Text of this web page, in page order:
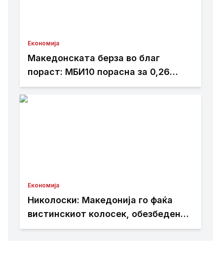
Економија
Македонската берза во благ
пораст: МБИ10 порасна за 0,26
отсто, најтргувани акциите на
Економија
Николоски: Македонија го фаќа
вистинскиот колосек, обезбедени
149 милиони евра грант за пругата